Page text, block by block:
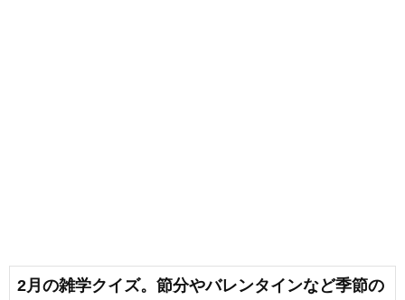
2月の雑学クイズ。節分やバレンタインなど季節の